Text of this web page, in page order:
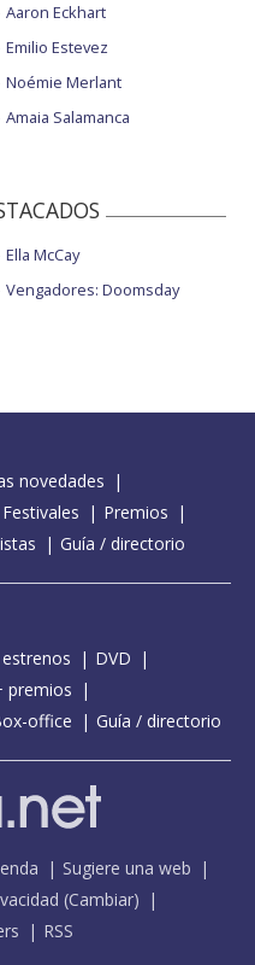
Aaron Eckhart
Emilio Estevez
Noémie Merlant
Amaia Salamanca
Ella McCay
Vengadores: Doomsday
novedades
Festivales
Premios
Guía / directorio
DVD
premios
office Guía / directorio
Sugiere una web
(Cambiar)
RSS